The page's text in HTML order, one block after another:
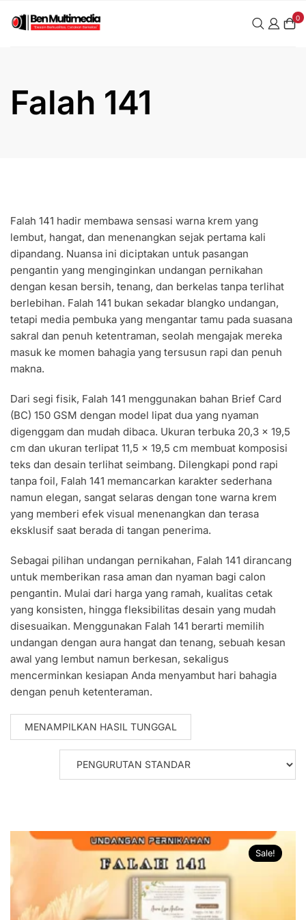
0
Falah 141
Falah 141 hadir membawa sensasi warna krem yang
lembut, hangat, dan menenangkan sejak pertama kali
dipandang. Nuansa ini diciptakan untuk pasangan
pengantin yang menginginkan undangan pernikahan
dengan kesan bersih, tenang, dan berkelas tanpa terlihat
berlebihan. Falah 141 bukan sekadar blangko undangan,
tetapi media pembuka yang mengantar tamu pada suasana
sakral dan penuh ketentraman, seolah mengajak mereka
masuk ke momen bahagia yang tersusun rapi dan penuh
makna.
Dari segi fisik, Falah 141 menggunakan bahan Brief Card
(BC) 150 GSM dengan model lipat dua yang nyaman
digenggam dan mudah dibaca. Ukuran terbuka 20,3 x 19,5
cm dan ukuran terlipat 11,5 x 19,5 cm membuat komposisi
teks dan desain terlihat seimbang. Dilengkapi pond rapi
tanpa foil, Falah 141 memancarkan karakter sederhana
namun elegan, sangat selaras dengan tone warna krem
yang memberi efek visual menenangkan dan terasa
eksklusif saat berada di tangan penerima.
Sebagai pilihan undangan pernikahan, Falah 141 dirancang
untuk memberikan rasa aman dan nyaman bagi calon
pengantin. Mulai dari harga yang ramah, kualitas cetak
yang konsisten, hingga fleksibilitas desain yang mudah
disesuaikan. Menggunakan Falah 141 berarti memilih
undangan dengan aura hangat dan tenang, sebuah kesan
awal yang lembut namun berkesan, sekaligus
mencerminkan kesiapan Anda menyambut hari bahagia
dengan penuh ketenteraman.
MENAMPILKAN HASIL TUNGGAL
Sale!